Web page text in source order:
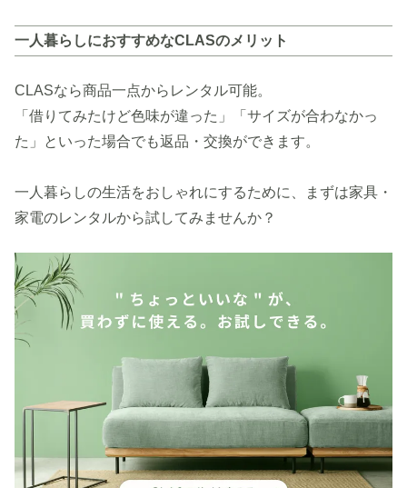
一人暮らしにおすすめなCLASのメリット
CLASなら商品一点からレンタル可能。
「借りてみたけど色味が違った」「サイズが合わなかっ
た」といった場合でも返品・交換ができます。
一人暮らしの生活をおしゃれにするために、まずは家具・
家電のレンタルから試してみませんか？